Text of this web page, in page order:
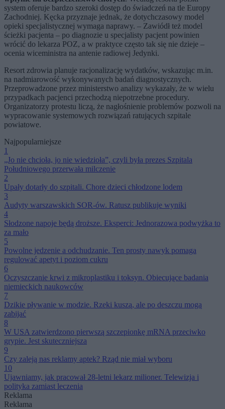
system oferuje bardzo szeroki dostęp do świadczeń na tle Europy
Zachodniej. Kęcka przyznaje jednak, że dotychczasowy model
opieki specjalistycznej wymaga naprawy. – Zawiódł też model
ścieżki pacjenta – po diagnozie u specjalisty pacjent powinien
wrócić do lekarza POZ, a w praktyce często tak się nie dzieje –
ocenia wiceministra na antenie radiowej Jedynki.
Resort zdrowia planuje racjonalizację wydatków, wskazując m.in.
na nadmiarowość wykonywanych badań diagnostycznych.
Przeprowadzone przez ministerstwo analizy wykazały, że w wielu
przypadkach pacjenci przechodzą niepotrzebne procedury.
Organizatorzy protestu liczą, że nagłośnienie problemów pozwoli na
wypracowanie systemowych rozwiązań ratujących szpitale
powiatowe.
Najpopularniejsze
1
„Jo nie chcioła, jo nie wiedzioła”, czyli była prezes Szpitala
Południowego przerwała milczenie
2
Upały dotarły do szpitali. Chore dzieci chłodzone lodem
3
Audyty warszawskich SOR-ów. Ratusz publikuje wyniki
4
Słodzone napoje będą droższe. Eksperci: Jednorazowa podwyżka to
za mało
5
Powolne jedzenie a odchudzanie. Ten prosty nawyk pomaga
regulować apetyt i poziom cukru
6
Oczyszczanie krwi z mikroplastiku i toksyn. Obiecujące badania
niemieckich naukowców
7
Dzikie pływanie w modzie. Rzeki kuszą, ale po deszczu mogą
zabijać
8
W USA zatwierdzono pierwszą szczepionkę mRNA przeciwko
grypie. Jest skuteczniejsza
9
Czy zaleją nas reklamy aptek? Rząd nie miał wyboru
10
Ujawniamy, jak pracował 28-letni lekarz milioner. Telewizja i
polityka zamiast leczenia
Reklama
Reklama